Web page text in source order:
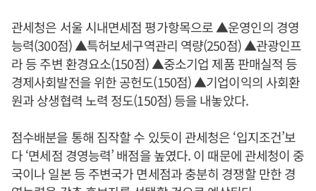
관세청은 서울 시내면세점 평가항목으로 ▲운영인의 경영
능력(300점) ▲특허보세구역관리 역량(250점) ▲관광인프
라 등 주변 환경요소(150점) ▲중소기업 제품 판매실적 등
경제사회발전을 위한 공헌도(150점) ▲기업이익의 사회환
원과 상생협력 노력 정도(150점) 등을 내놓았다.
점수배분을 통해 짐작할 수 있듯이 관세청은 ‘입지조건’보
다 ‘면세점 경영능력’ 배점을 높였다. 이 때문에 관세청이 중
국이나 일본 등 주변국가 면세점과 충분히 경쟁할 만한 경